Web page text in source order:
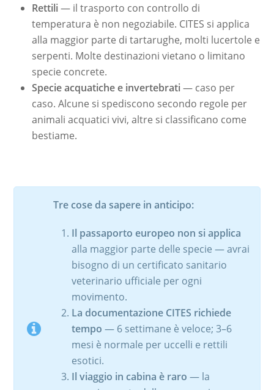
Rettili— il trasporto con controllo di
temperatura è non negoziabile. CITES si applica
alla maggior parte di tartarughe, molti lucertole e
serpenti. Molte destinazioni vietano o limitano
specie concrete.
Specie acquatiche e invertebrati— caso per
caso. Alcune si spediscono secondo regole per
animali acquatici vivi, altre si classificano come
bestiame.
Tre cose da sapere in anticipo:
Il passaporto europeo non si applica
alla maggior parte delle specie — avrai
bisogno di un certificato sanitario
veterinario ufficiale per ogni
movimento.
La documentazione CITES richiede
tempo — 6 settimane è veloce; 3–6
mesi è normale per uccelli e rettili
esotici.
Il viaggio in cabina è raro — la